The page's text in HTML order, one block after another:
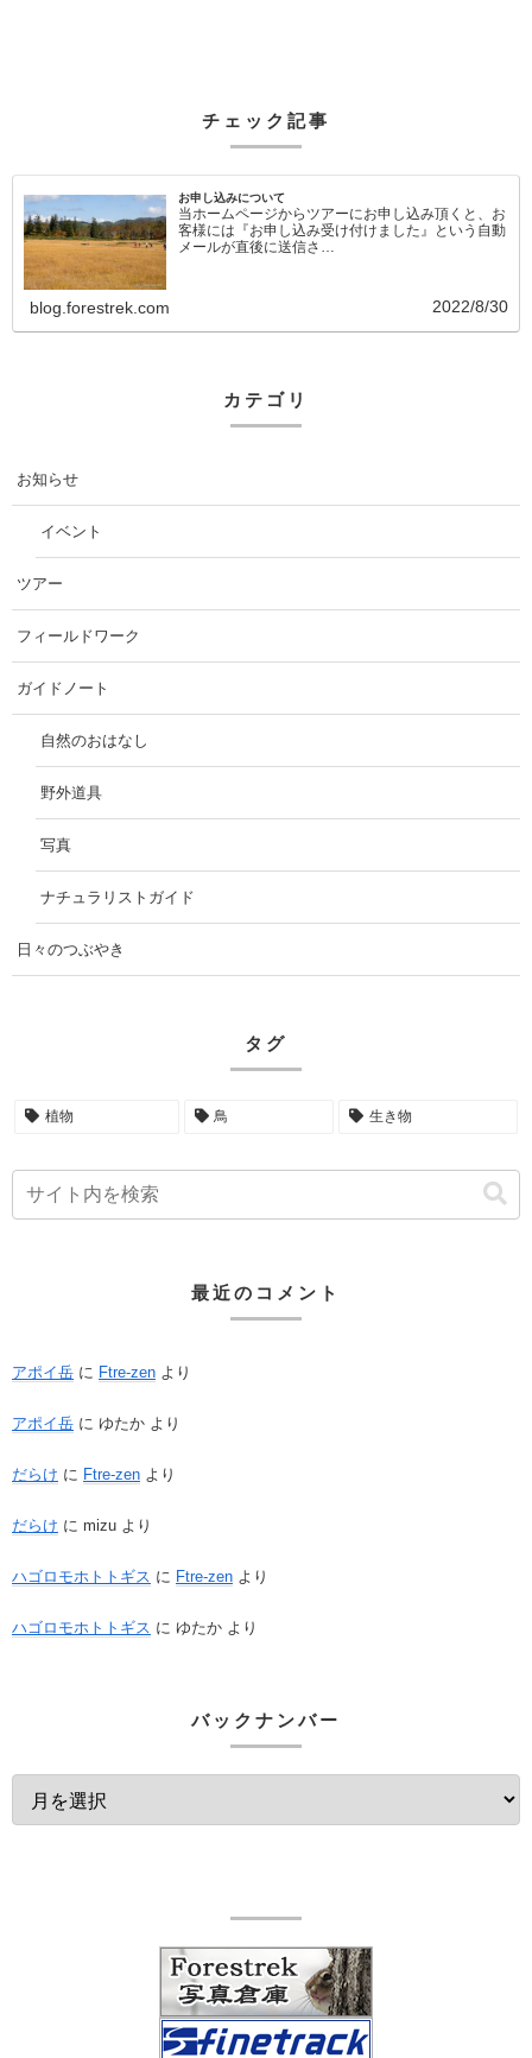
チェック記事
お申し込みについて
当ホームページからツアーにお申し込み頂くと、お
客様には『お申し込み受け付けました』という自動
メールが直後に送信さ…
blog.forestrek.com 2022/8/30
カテゴリ
お知らせ
イベント
ツアー
フィールドワーク
ガイドノート
自然のおはなし
野外道具
写真
ナチュラリストガイド
日々のつぶやき
タグ
植物 鳥 生き物
最近のコメント
アポイ岳 に Ftre-zen より
アポイ岳 に ゆたか より
だらけ に Ftre-zen より
だらけ に mizu より
ハゴロモホトトギス に Ftre-zen より
ハゴロモホトトギス に ゆたか より
バックナンバー